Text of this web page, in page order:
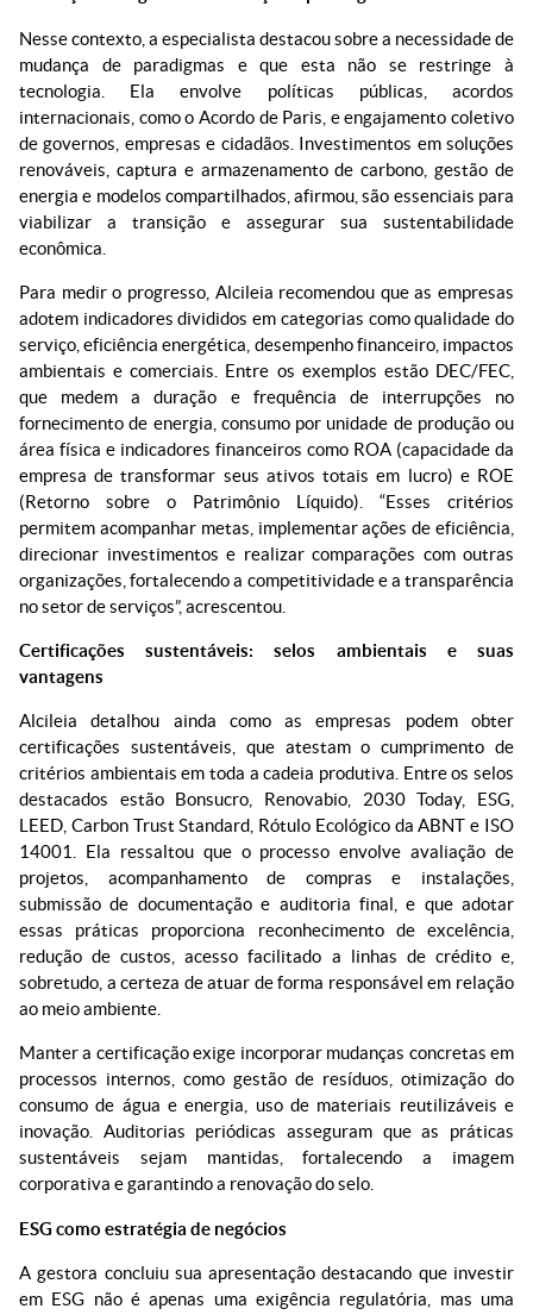
Nesse contexto, a especialista destacou sobre a necessidade de
mudança de paradigmas e que esta não se restringe à
tecnologia. Ela envolve políticas públicas, acordos
internacionais, como o Acordo de Paris, e engajamento coletivo
de governos, empresas e cidadãos. Investimentos em soluções
renováveis, captura e armazenamento de carbono, gestão de
energia e modelos compartilhados, afirmou, são essenciais para
viabilizar a transição e assegurar sua sustentabilidade
econômica.
Para medir o progresso, Alcileia recomendou que as empresas
adotem indicadores divididos em categorias como qualidade do
serviço, eficiência energética, desempenho financeiro, impactos
ambientais e comerciais. Entre os exemplos estão DEC/FEC,
que medem a duração e frequência de interrupções no
fornecimento de energia, consumo por unidade de produção ou
área física e indicadores financeiros como ROA (capacidade da
empresa de transformar seus ativos totais em lucro) e ROE
(Retorno sobre o Patrimônio Líquido). “Esses critérios
permitem acompanhar metas, implementar ações de eficiência,
direcionar investimentos e realizar comparações com outras
organizações, fortalecendo a competitividade e a transparência
no setor de serviços”, acrescentou.
Certificações sustentáveis: selos ambientais e suas
vantagens
Alcileia detalhou ainda como as empresas podem obter
certificações sustentáveis, que atestam o cumprimento de
critérios ambientais em toda a cadeia produtiva. Entre os selos
destacados estão Bonsucro, Renovabio, 2030 Today, ESG,
LEED, Carbon Trust Standard, Rótulo Ecológico da ABNT e ISO
14001. Ela ressaltou que o processo envolve avaliação de
projetos, acompanhamento de compras e instalações,
submissão de documentação e auditoria final, e que adotar
essas práticas proporciona reconhecimento de excelência,
redução de custos, acesso facilitado a linhas de crédito e,
sobretudo, a certeza de atuar de forma responsável em relação
ao meio ambiente.
Manter a certificação exige incorporar mudanças concretas em
processos internos, como gestão de resíduos, otimização do
consumo de água e energia, uso de materiais reutilizáveis e
inovação. Auditorias periódicas asseguram que as práticas
sustentáveis sejam mantidas, fortalecendo a imagem
corporativa e garantindo a renovação do selo.
ESG como estratégia de negócios
A gestora concluiu sua apresentação destacando que investir
em ESG não é apenas uma exigência regulatória, mas uma